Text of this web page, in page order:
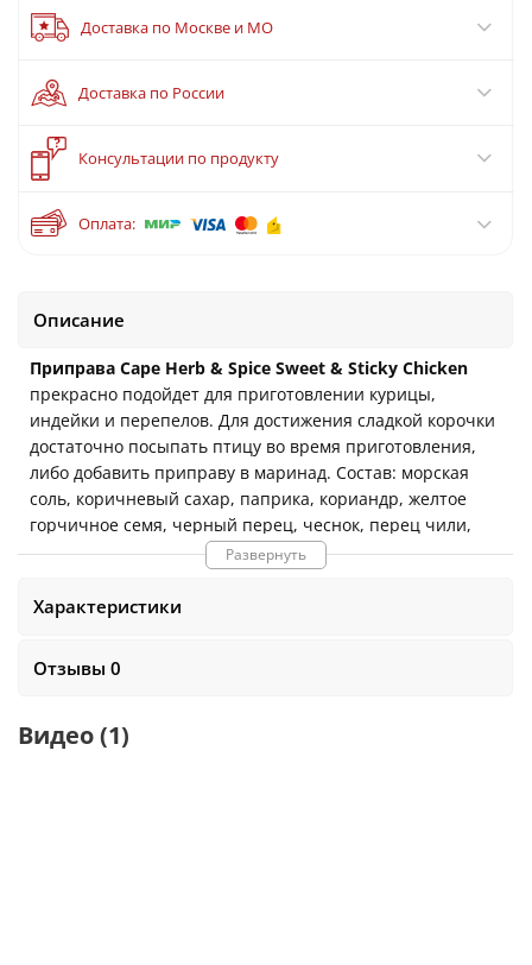
Доставка по Москве и МО
?
Консультации по продукту
Доставка по России
Оплата:
Описание
Приправа Cape Herb & Spice Sweet & Sticky Chicken
прекрасно подойдет для приготовлении курицы,
индейки и перепелов. Для достижения сладкой корочки
достаточно посыпать птицу во время приготовления,
либо добавить приправу в маринад. Состав: морская
соль, коричневый сахар, паприка, кориандр, желтое
горчичное семя, черный перец, чеснок, перец чили,
куркума, ароматизатор дыма. Вес:
275 гр.
В 100 граммах продукта содержится:
Развернуть
Характеристики
Отзывы 0
Видео(1)